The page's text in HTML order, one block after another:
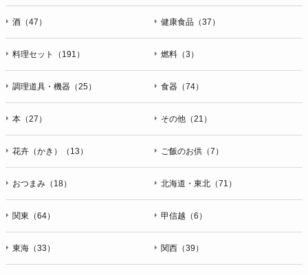
酒（47） 健康食品（37）
料理セット（191） 燃料（3）
調理道具・機器（25） 食器（74）
本（27） その他（21）
花卉（かき）（13） ご飯のお供（7）
おつまみ（18） 北海道・東北（71）
関東（64） 甲信越（6）
東海（33） 関西（39）